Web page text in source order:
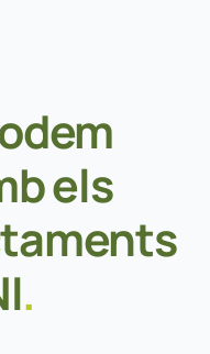
els
.